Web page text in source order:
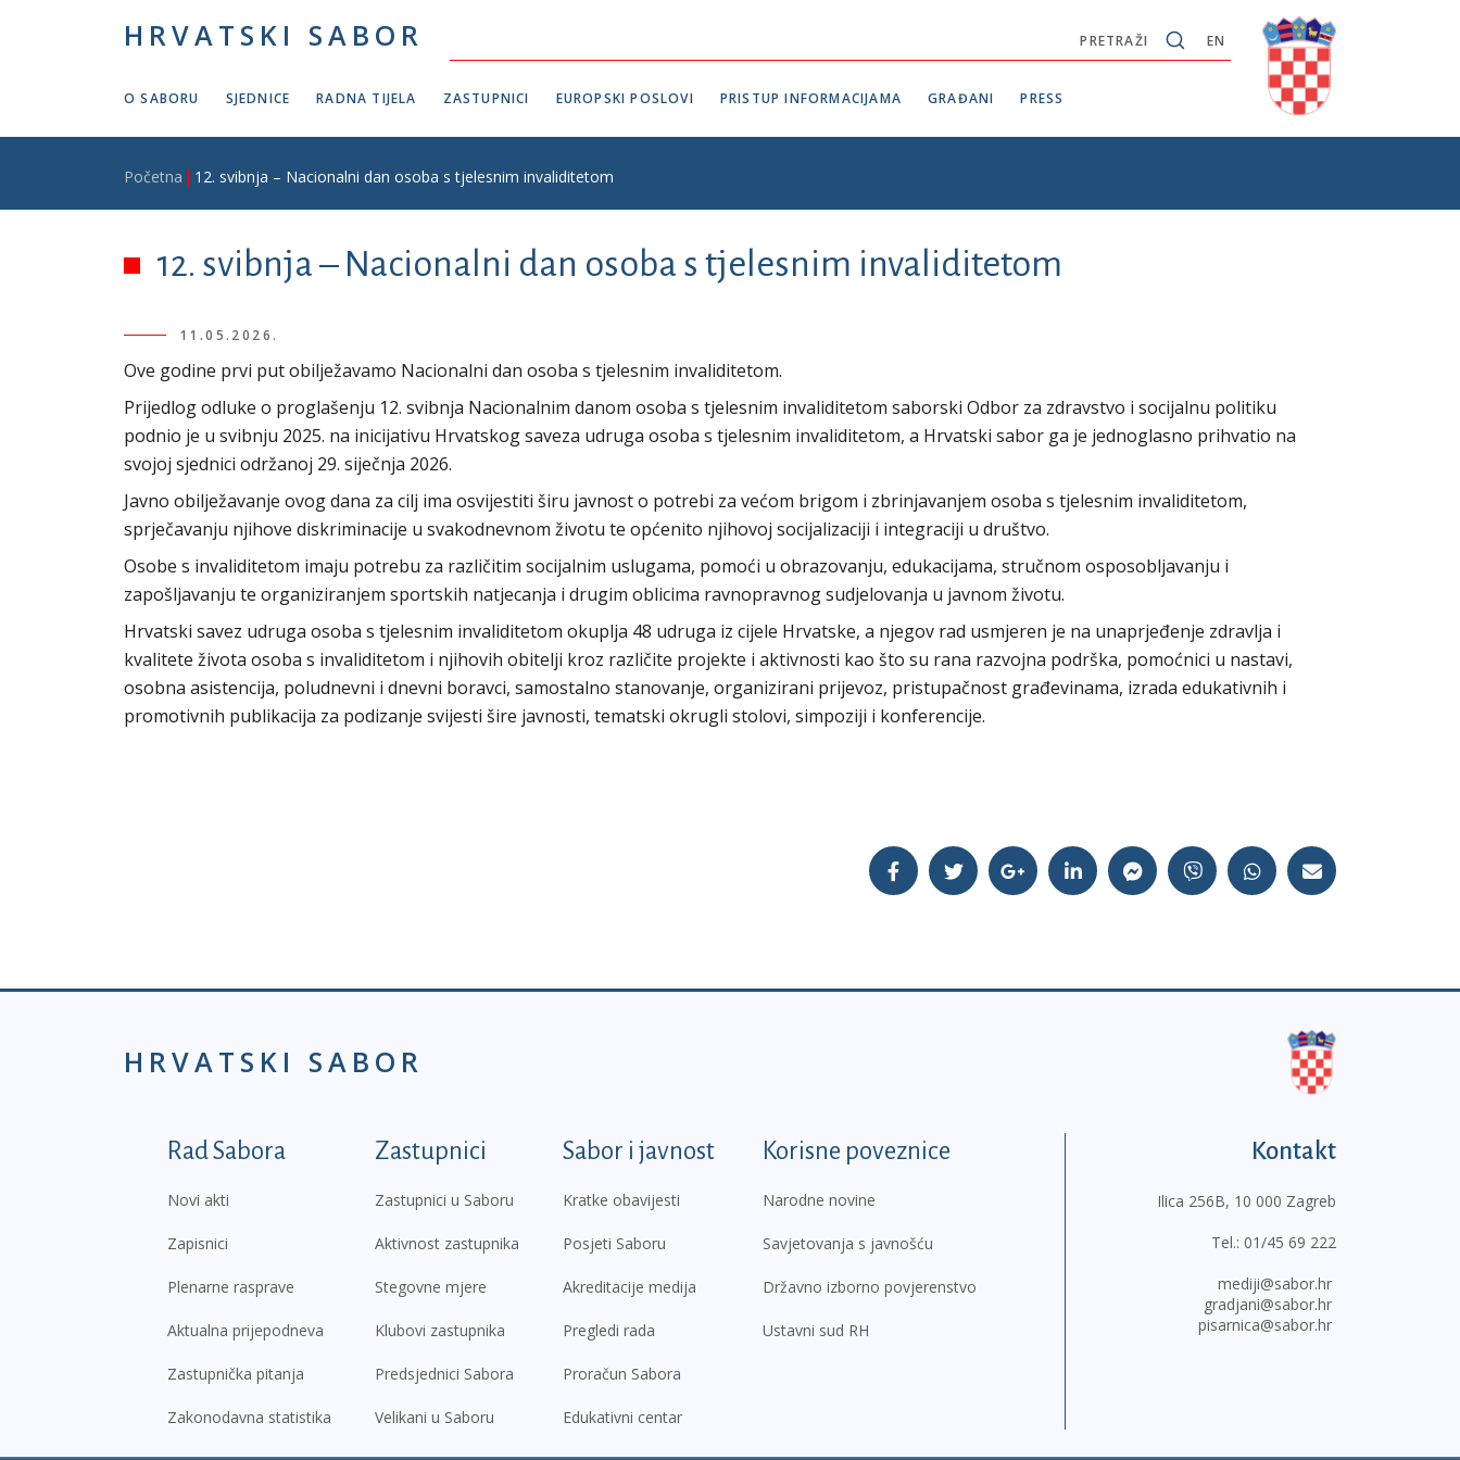
HRVATSKI SABOR EN
PRETRAŽI
O SABORU SJEDNICE RADNA TIJELA ZASTUPNICI EUROPSKI POSLOVI PRISTUP INFORMACIJAMA GRAĐANI PRESS
Breadcrumb
Početna 12. svibnja – Nacionalni dan osoba s tjelesnim invaliditetom
12. svibnja – Nacionalni dan osoba s tjelesnim invaliditetom
11.05.2026.
Ove godine prvi put obilježavamo Nacionalni dan osoba s tjelesnim invaliditetom.
Prijedlog odluke o proglašenju 12. svibnja Nacionalnim danom osoba s tjelesnim invaliditetom saborski Odbor za zdravstvo i socijalnu politiku
podnio je u svibnju 2025. na inicijativu Hrvatskog saveza udruga osoba s tjelesnim invaliditetom, a Hrvatski sabor ga je jednoglasno prihvatio na
svojoj sjednici održanoj 29. siječnja 2026.
Javno obilježavanje ovog dana za cilj ima osvijestiti širu javnost o potrebi za većom brigom i zbrinjavanjem osoba s tjelesnim invaliditetom,
sprječavanju njihove diskriminacije u svakodnevnom životu te općenito njihovoj socijalizaciji i integraciji u društvo.
Osobe s invaliditetom imaju potrebu za različitim socijalnim uslugama, pomoći u obrazovanju, edukacijama, stručnom osposobljavanju i
zapošljavanju te organiziranjem sportskih natjecanja i drugim oblicima ravnopravnog sudjelovanja u javnom životu.
Hrvatski savez udruga osoba s tjelesnim invaliditetom okuplja 48 udruga iz cijele Hrvatske, a njegov rad usmjeren je na unaprjeđenje zdravlja i
kvalitete života osoba s invaliditetom i njihovih obitelji kroz različite projekte i aktivnosti kao što su rana razvojna podrška, pomoćnici u nastavi,
osobna asistencija, poludnevni i dnevni boravci, samostalno stanovanje, organizirani prijevoz, pristupačnost građevinama, izrada edukativnih i
promotivnih publikacija za podizanje svijesti šire javnosti, tematski okrugli stolovi, simpoziji i konferencije.
HRVATSKI SABOR
Podnožje prvi izbornik
Rad Sabora
Novi akti
Zapisnici
Plenarne rasprave
Aktualna prijepodneva
Zastupnička pitanja
Zakonodavna statistika
Zastupnici
Zastupnici u Saboru
Aktivnost zastupnika
Stegovne mjere
Klubovi zastupnika
Predsjednici Sabora
Velikani u Saboru
Sabor i javnost
Kratke obavijesti
Posjeti Saboru
Akreditacije medija
Pregledi rada
Proračun Sabora
Edukativni centar
Korisne poveznice
Narodne novine
Savjetovanja s javnošću
Državno izborno povjerenstvo
Ustavni sud RH
Kontakt
Ilica 256B, 10 000 Zagreb
Tel.: 01/45 69 222
mediji@sabor.hr
gradjani@sabor.hr
pisarnica@sabor.hr